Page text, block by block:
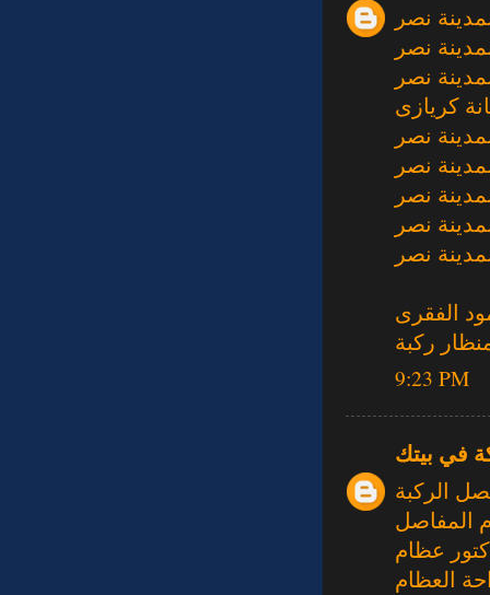
نصر
نصر
نصر
كريازى
نصر
نصر
نصر
نصر
نصر
الفقرى
ركبة
9:23 PM
في بيتك
الركبة
المفاصل
عظام
العظام